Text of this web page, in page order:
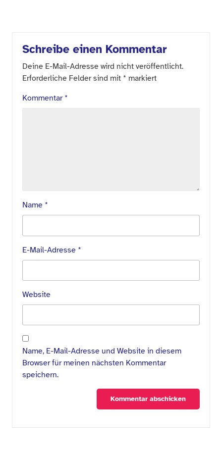
Schreibe einen Kommentar
Deine E-Mail-Adresse wird nicht veröffentlicht.
Erforderliche Felder sind mit * markiert
Kommentar *
Name *
E-Mail-Adresse *
Website
Name, E-Mail-Adresse und Website in diesem
Browser für meinen nächsten Kommentar
speichern.